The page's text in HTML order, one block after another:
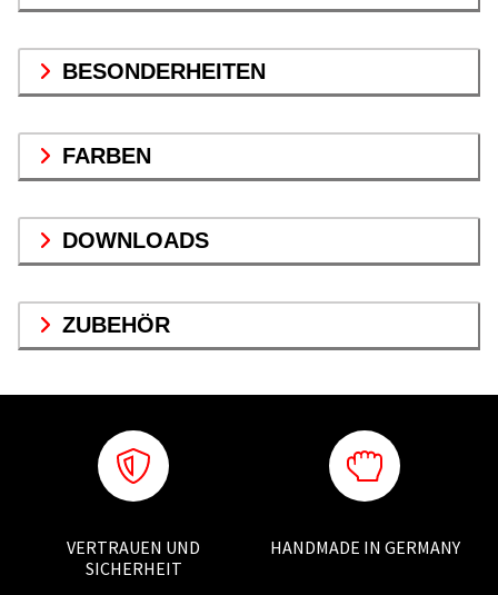
BESONDERHEITEN
FARBEN
DOWNLOADS
ZUBEHÖR
VERTRAUEN UND
SICHERHEIT
HANDMADE IN GERMANY